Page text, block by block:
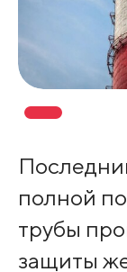
полной
трубы
защиты